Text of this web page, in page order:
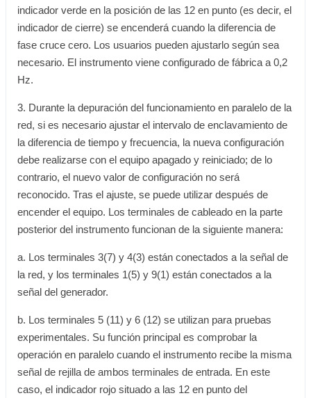
indicador verde en la posición de las 12 en punto (es decir, el
indicador de cierre) se encenderá cuando la diferencia de
fase cruce cero. Los usuarios pueden ajustarlo según sea
necesario. El instrumento viene configurado de fábrica a 0,2
Hz.
3. Durante la depuración del funcionamiento en paralelo de la
red, si es necesario ajustar el intervalo de enclavamiento de
la diferencia de tiempo y frecuencia, la nueva configuración
debe realizarse con el equipo apagado y reiniciado; de lo
contrario, el nuevo valor de configuración no será
reconocido. Tras el ajuste, se puede utilizar después de
encender el equipo. Los terminales de cableado en la parte
posterior del instrumento funcionan de la siguiente manera:
a. Los terminales 3(7) y 4(3) están conectados a la señal de
la red, y los terminales 1(5) y 9(1) están conectados a la
señal del generador.
b. Los terminales 5 (11) y 6 (12) se utilizan para pruebas
experimentales. Su función principal es comprobar la
operación en paralelo cuando el instrumento recibe la misma
señal de rejilla de ambos terminales de entrada. En este
caso, el indicador rojo situado a las 12 en punto del